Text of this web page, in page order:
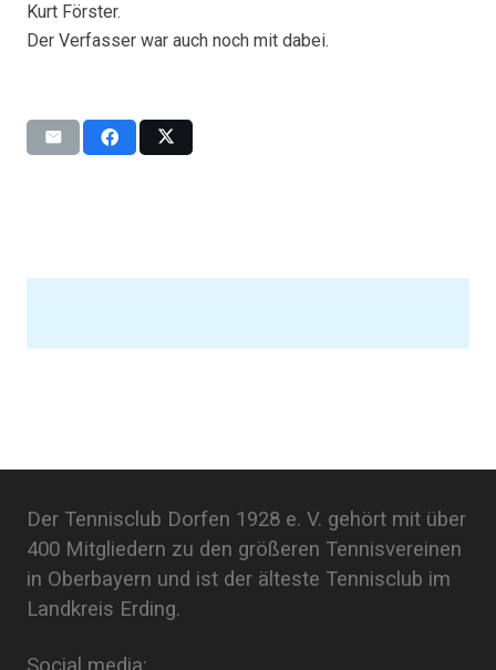
Kurt Förster.
Der Verfasser war auch noch mit dabei.
Der Tennisclub Dorfen 1928 e. V. gehört mit über
400 Mitgliedern zu den größeren Tennisvereinen
in Oberbayern und ist der älteste Tennisclub im
Landkreis Erding.